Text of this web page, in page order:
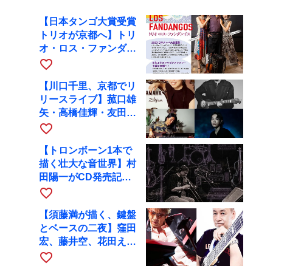
【日本タンゴ大賞受賞
トリオが京都へ】トリ
オ・ロス・ファンダン
ゴスが10月9日にRAG
favorite_border
【川口千里、京都でリ
リースライブ】菰口雄
矢・高橋佳輝・友田ジ
ュンと9月28日にRAG
favorite_border
【トロンボーン1本で
描く壮大な音世界】村
田陽一がCD発売記念
ツアーで9月4日に京
favorite_border
【須藤満が描く、鍵盤
とベースの二夜】窪田
宏、藤井空、花田えみ
と京都RAGで共演
favorite_border